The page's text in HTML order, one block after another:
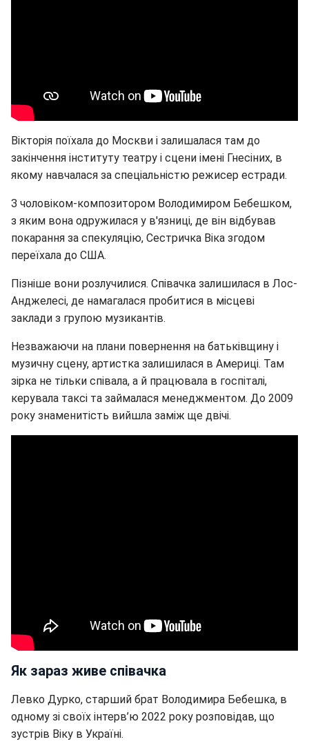
Вікторія поїхала до Москви і залишалася там до
закінчення інституту театру і сцени імені Гнесіних, в
якому навчалася за спеціальністю режисер естради.
З чоловіком-композитором Володимиром Бебешком,
з яким вона одружилася у в'язниці, де він відбував
покарання за спекуляцію, Сестричка Віка згодом
переїхала до США.
Пізніше вони розлучилися. Співачка залишилася в Лос-
Анджелесі, де намагалася пробитися в місцеві
заклади з групою музикантів.
Незважаючи на плани повернення на батьківщину і
музичну сцену, артистка залишилася в Америці. Там
зірка не тільки співала, а й працювала в госпіталі,
керувала таксі та займалася менеджментом. До 2009
року знаменитість вийшла заміж ще двічі.
Як зараз живе співачка
Левко Дурко, старший брат Володимира Бебешка, в
одному зі своїх інтерв’ю 2022 року розповідав, що
зустрів Віку в Україні.